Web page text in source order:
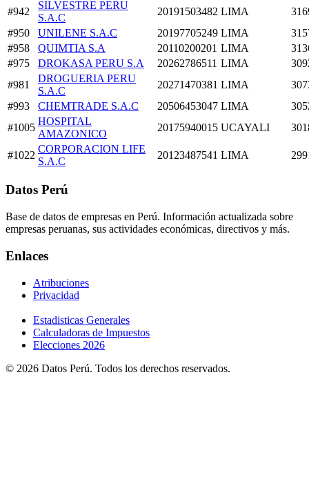
#942
SILVESTRE PERU
S.A.C
20191503482 LIMA
#950
UNILENE S.A.C 20197705249 LIMA
#958
QUIMTIA S.A 20110200201 LIMA
#975
DROKASA PERU S.A 20262786511 LIMA
#981
DROGUERIA PERU
S.A.C
20271470381 LIMA
#993
CHEMTRADE S.A.C 20506453047 LIMA
#1005
HOSPITAL
AMAZONICO
20175940015 UCAYALI
#1022
CORPORACION LIFE
S.A.C
20123487541 LIMA
Datos Perú
Base de datos de empresas en Perú. Información actualizada sobre
empresas peruanas, sus actividades económicas, directivos y más.
Enlaces
Atribuciones
Privacidad
Estadisticas Generales
Calculadoras de Impuestos
Elecciones 2026
© 2026 Datos Perú. Todos los derechos reservados.